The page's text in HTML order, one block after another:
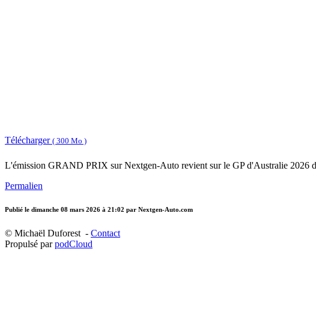
Télécharger ( 300 Mo )
L'émission GRAND PRIX sur Nextgen-Auto revient sur le GP d'Australie 2026
Permalien
Publié le dimanche 08 mars 2026 à 21:02 par Nextgen-Auto.com
© Michaël Duforest - Contact
Propulsé parpodCloud